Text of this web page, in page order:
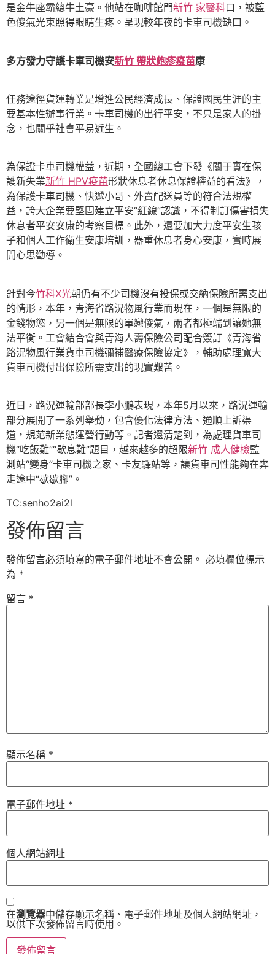
是金牛座霸總牛土豪。他站在咖啡館門新竹 家醫科口，被藍
色傻氣光束照得眼睛生疼。呈現較年夜的卡車司機缺口。
多方發力守護卡車司機安新竹 帶狀皰疹疫苗康
任務途徑貨運轉業是增進公民經濟成長、保證國民生涯的主
要基本性辦事行業。卡車司機的出行平安，不只是家人的掛
念，也關乎社會平易近生。
為保證卡車司機權益，近期，全國總工會下發《關于實在保
護新失業新竹 HPV疫苗形狀休息者休息保證權益的看法》，
為保護卡車司機、快遞小哥、外賣配送員等的符合法規權
益，誇大企業要堅固建立平安“紅線”認識，不得制訂傷害損失
休息者平安安康的考察目標。此外，還要加大力度平安生孩
子和個人工作衛生安康培訓，器重休息者身心安康，實時展
開心思勸導。
針對今竹科X光朝仍有不少司機沒有投保或交納保險所需支出
的情形，本年，青海省路況物風行業而現在，一個是無限的
金錢物慾，另一個是無限的單戀傻氣，兩者都極端到讓她無
法平衡。工會結合會與青海人壽保險公司配合簽訂《青海省
路況物風行業貨車司機彌補醫療保險協定》，輔助處理寬大
貨車司機付出保險所需支出的現實艱苦。
近日，路況運輸部部長李小鵬表現，本年5月以來，路況運輸
部分展開了一系列舉動，包含優化法律方法、通順上訴渠
道，規范新業態運營行動等。記者還清楚到，為處理貨車司
機“吃飯難”“歇息難”題目，越來越多的超限新竹 成人健檢監
測站“變身”卡車司機之家、卡友驛站等，讓貨車司性能夠在奔
走途中“歇歇腳”。
TC:senho2ai2l
發佈留言
發佈留言必須填寫的電子郵件地址不會公開。 必填欄位標示
為 *
留言 *
顯示名稱 *
電子郵件地址 *
個人網站網址
在瀏覽器中儲存顯示名稱、電子郵件地址及個人網站網址，
以供下次發佈留言時使用。